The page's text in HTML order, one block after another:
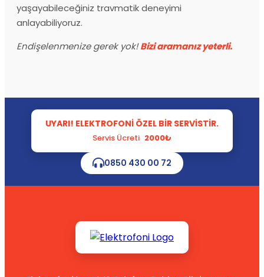
yaşayabileceğiniz travmatik deneyimi
anlayabiliyoruz.
Endişelenmenize gerek yok!Bizi aramanız yeterli.
UYARI! ELEKTROFONI ÖZEL BIR SERVISTIR.
Servis Ücreti 2000₺
0850 430 00 72